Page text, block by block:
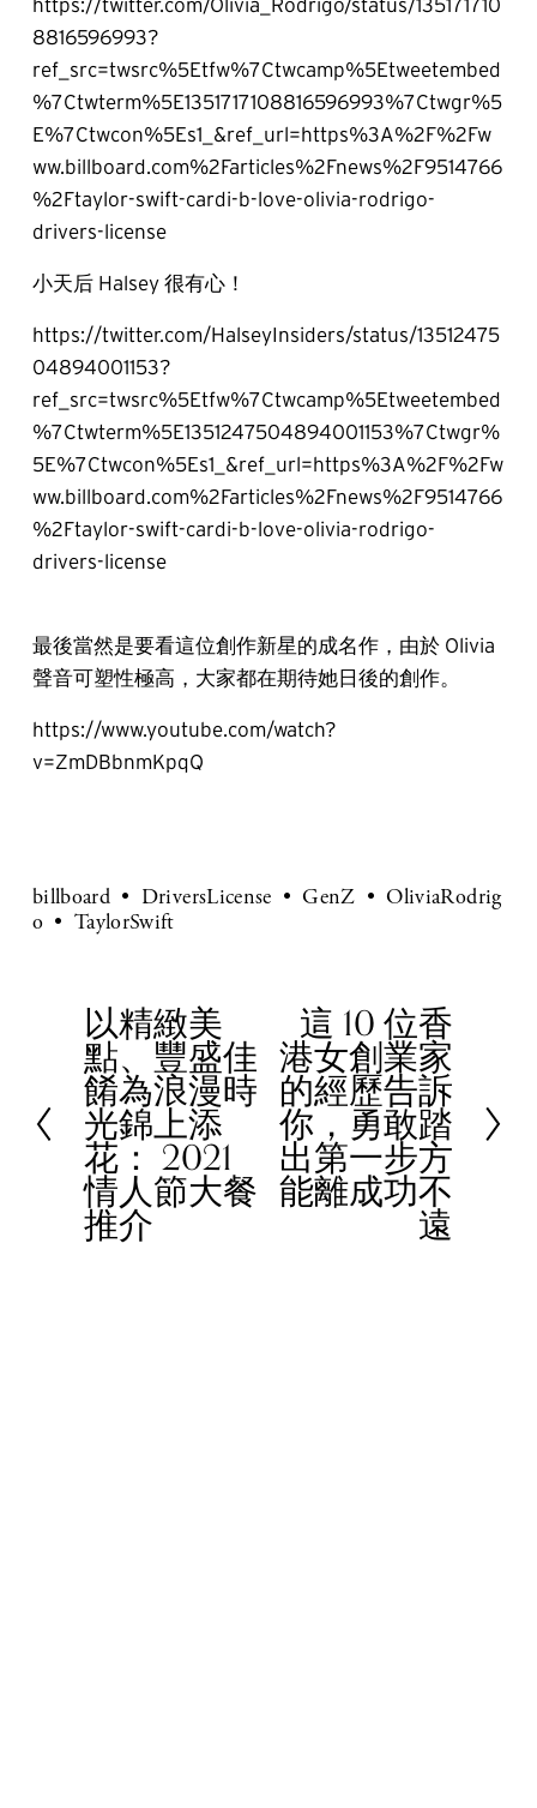
8816596993?
ref_src=twsrc%5Etfw%7Ctwcamp%5Etweetembed
%7Ctwterm%5E1351717108816596993%7Ctwgr%5
E%7Ctwcon%5Es1_&ref_url=https%3A%2F%2Fw
ww.billboard.com%2Farticles%2Fnews%2F9514766
%2Ftaylor-swift-cardi-b-love-olivia-rodrigo-
drivers-license
小天后 Halsey 很有心！
https://twitter.com/HalseyInsiders/status/13512475
04894001153?
ref_src=twsrc%5Etfw%7Ctwcamp%5Etweetembed
%7Ctwterm%5E1351247504894001153%7Ctwgr%
5E%7Ctwcon%5Es1_&ref_url=https%3A%2F%2Fw
ww.billboard.com%2Farticles%2Fnews%2F9514766
%2Ftaylor-swift-cardi-b-love-olivia-rodrigo-
drivers-license
最後當然是要看這位創作新星的成名作，由於 Olivia
聲音可塑性極高，大家都在期待她日後的創作。
https://www.youtube.com/watch?
v=ZmDBbnmKpqQ
billboard DriversLicense GenZ
OliviaRodrig
o
TaylorSwift
P
r
e
v
i
o
u
以精緻美
點、豐盛佳
餚為浪漫時
光錦上添
花： 2021
情人節大餐
推介
這 10 位香
港女創業家
的經歷告訴
你，勇敢踏
出第一步方
能離成功不
遠